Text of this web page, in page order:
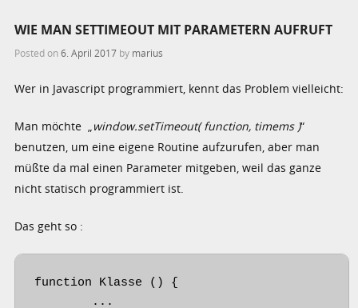
WIE MAN SETTIMEOUT MIT PARAMETERN AUFRUFT
Posted on6. April 2017 by marius
Wer in Javascript programmiert, kennt das Problem vielleicht:
Man möchte „window.setTimeout( function, timems )“
benutzen, um eine eigene Routine aufzurufen, aber man
müßte da mal einen Parameter mitgeben, weil das ganze
nicht statisch programmiert ist.
Das geht so :
function Klasse () {
        ...